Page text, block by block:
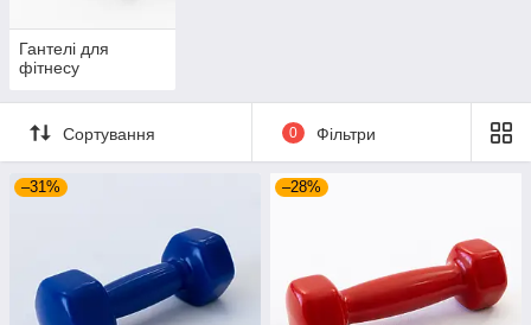
Гантелі для
фітнесу
Сортування 0 Фільтри
–31% –28%